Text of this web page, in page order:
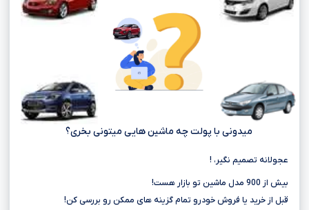
میدونی با پولت چه ماشین هایی میتونی بخری؟
عجولانه تصمیم نگیر، !
بیش از 900 مدل ماشین تو بازار هست!
قبل از خرید یا فروش خودرو تمام گزینه های ممکن رو بررسی کن!